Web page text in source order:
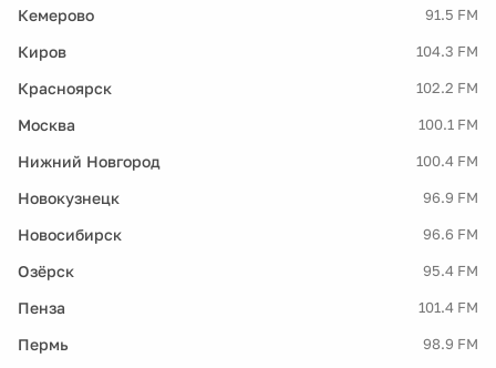
Кемерово 91.5 FM
Киров 104.3 FM
Красноярск 102.2 FM
Москва 100.1 FM
Нижний Новгород 100.4 FM
Новокузнецк 96.9 FM
Новосибирск 96.6 FM
Озёрск 95.4 FM
Пенза 101.4 FM
Пермь 98.9 FM